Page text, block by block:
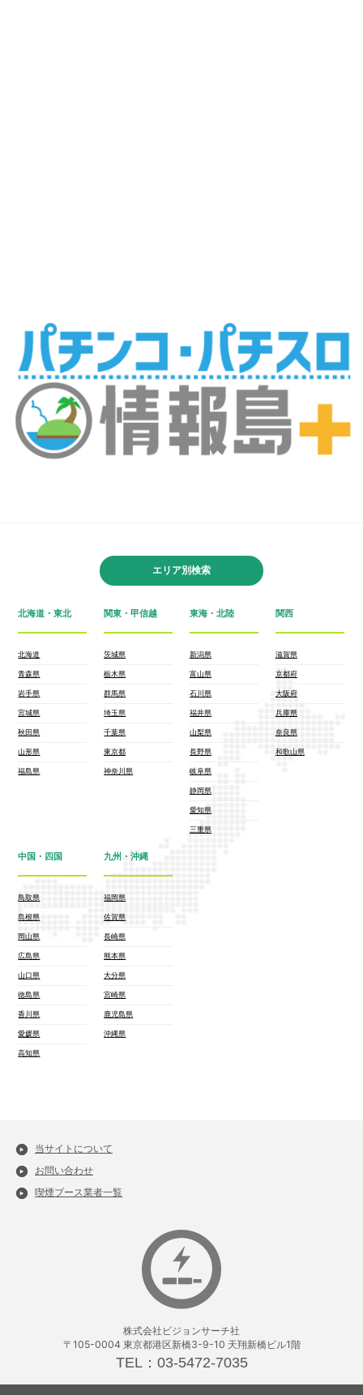
エリア別検索
北海道・東北
北海道
青森県
岩手県
宮城県
秋田県
山形県
福島県
関東・甲信越
茨城県
栃木県
群馬県
埼玉県
千葉県
東京都
神奈川県
東海・北陸
新潟県
富山県
石川県
福井県
山梨県
長野県
岐阜県
静岡県
愛知県
三重県
関西
滋賀県
京都府
大阪府
兵庫県
奈良県
和歌山県
中国・四国
鳥取県
島根県
岡山県
広島県
山口県
徳島県
香川県
愛媛県
高知県
九州・沖縄
福岡県
佐賀県
長崎県
熊本県
大分県
宮崎県
鹿児島県
沖縄県
当サイトについて
お問い合わせ
喫煙ブース業者一覧
株式会社ビジョンサーチ社
〒105-0004 東京都港区新橋3-9-10 天翔新橋ビル1階
TEL：03-5472-7035